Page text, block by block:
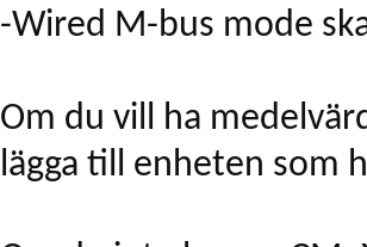
-Wired M-bus mode
Om du vill ha
lägga till enheten som